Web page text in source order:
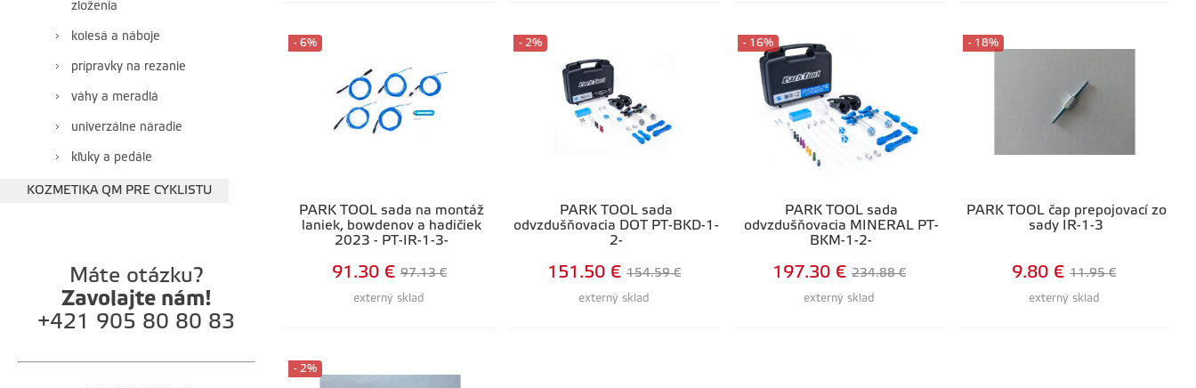
zloženia
kolesá a náboje
prípravky na rezanie
váhy a meradlá
univerzálne náradie
kľuky a pedále
KOZMETIKA QM PRE CYKLISTU
Máte otázku?
Zavolajte nám!
+421 905 80 80 83
PARK TOOL sada na montáž
laniek, bowdenov a hadičiek
2023 - PT-IR-1-3-
- 6%
externý sklad
91.30 € 97.13 €
PARK TOOL sada
odvzdušňovacia DOT PT-BKD-1-
2-
- 2%
externý sklad
151.50 € 154.59 €
PARK TOOL sada
odvzdušňovacia MINERAL PT-
BKM-1-2-
- 16%
externý sklad
197.30 € 234.88 €
PARK TOOL čap prepojovací zo
sady IR-1-3
- 18%
externý sklad
9.80 € 11.95 €
- 2%